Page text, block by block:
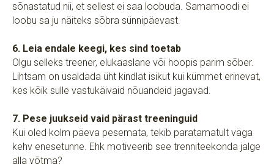
sõnastatud nii, et sellest ei saa loobuda. Samamoodi ei
loobu sa ju näiteks sõbra sünnipäevast.
6. Leia endale keegi, kes sind toetab
Olgu selleks treener, elukaaslane või hoopis parim sõber.
Lihtsam on usaldada üht kindlat isikut kui kümmet erinevat,
kes kõik sulle vastukäivaid nõuandeid jagavad.
7. Pese juukseid vaid pärast treeninguid
Kui oled kolm päeva pesemata, tekib paratamatult väga
kehv enesetunne. Ehk motiveerib see trenniteekonda jalge
alla võtma?